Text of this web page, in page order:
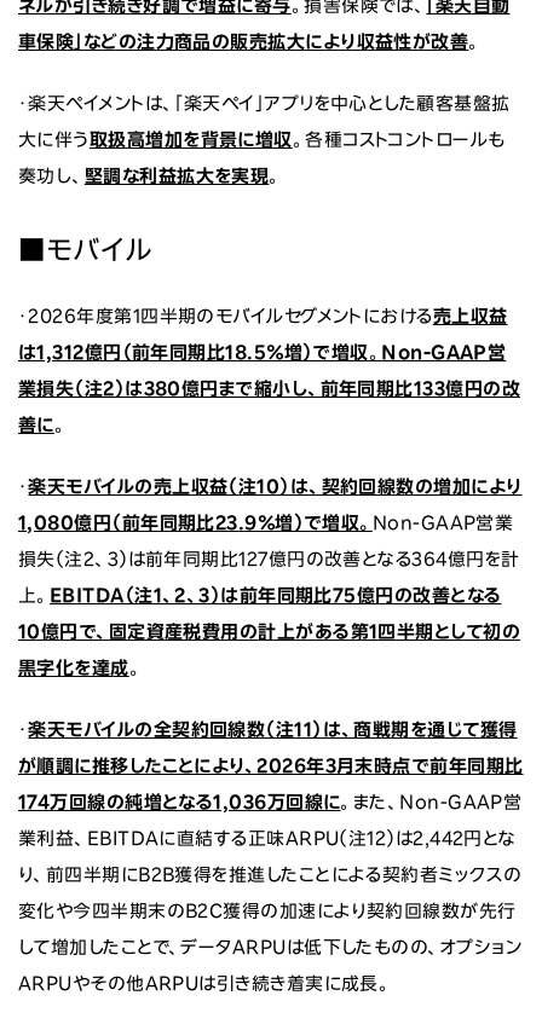
ネルが引き続き好調で増益に寄与。損害保険では、
「楽天自動
車保険」などの注力商品の販売拡大により収益性が改善。
・楽天ペイメントは、「楽天ペイ」アプリを中心とした顧客基盤拡
大に伴う取扱高増加を背景に増収 。各種コストコントロールも
奏功し、 堅調な利益拡大を実現。
■モバイル
・2026年度第1四半期のモバイルセグメントにおける売上収益
は1,312億円（前年同期比18.5％増）で増収 。 Non-GAAP営
業損失（注2）は380億円まで縮小し、前年同期比133億円の改
善に。
・楽天モバイルの売上収益（注10）は、契約回線数の増加により
1,080億円（前年同期比23.9％増）で増収。 Non-GAAP営業
損失（注2、3）は前年同期比127億円の改善となる364億円を計
上。 EBITDA（注1、2、3）は前年同期比75億円の改善となる
10億円で、固定資産税費用の計上がある第1四半期として初の
黒字化を達成。
・楽天モバイルの全契約回線数（注11）は、商戦期を通じて獲得
が順調に推移したことにより、2026年3月末時点で前年同期比
174万回線の純増となる1,036万回線に。また、Non-GAAP営
業利益、EBITDAに直結する正味ARPU（注12）は2,442円とな
り、前四半期にB2B獲得を推進したことによる契約者ミックスの
変化や今四半期末のB2C獲得の加速により契約回線数が先行
して増加したことで、データARPUは低下したものの、オプション
ARPUやその他ARPUは引き続き着実に成長。